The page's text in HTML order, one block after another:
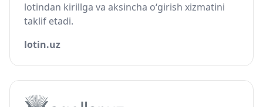
lotindan kirillga va aksincha o‘girish xizmatini
taklif etadi.
lotin.uz